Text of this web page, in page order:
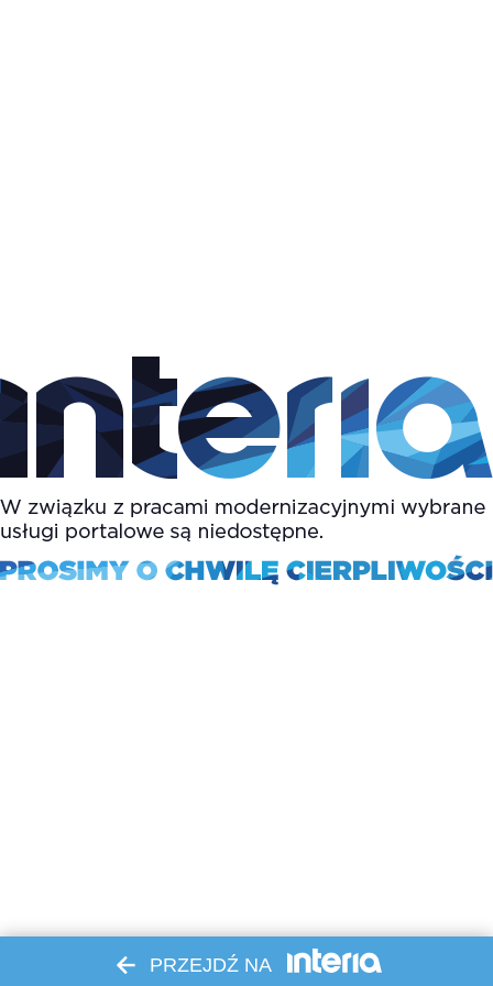
PRZEJDŹ NA